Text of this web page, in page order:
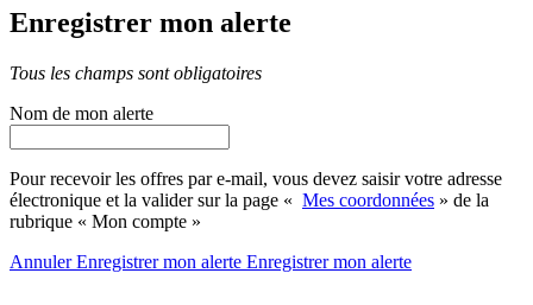
Enregistrer mon alerte
Tous les champs sont obligatoires
Nom de mon alerte
Pour recevoir les offres par e-mail, vous devez saisir votre adresse
électronique et la valider sur la page « Mes coordonnées » de la
rubrique « Mon compte »
AnnulerEnregistrer mon alerte Enregistrermon alerte